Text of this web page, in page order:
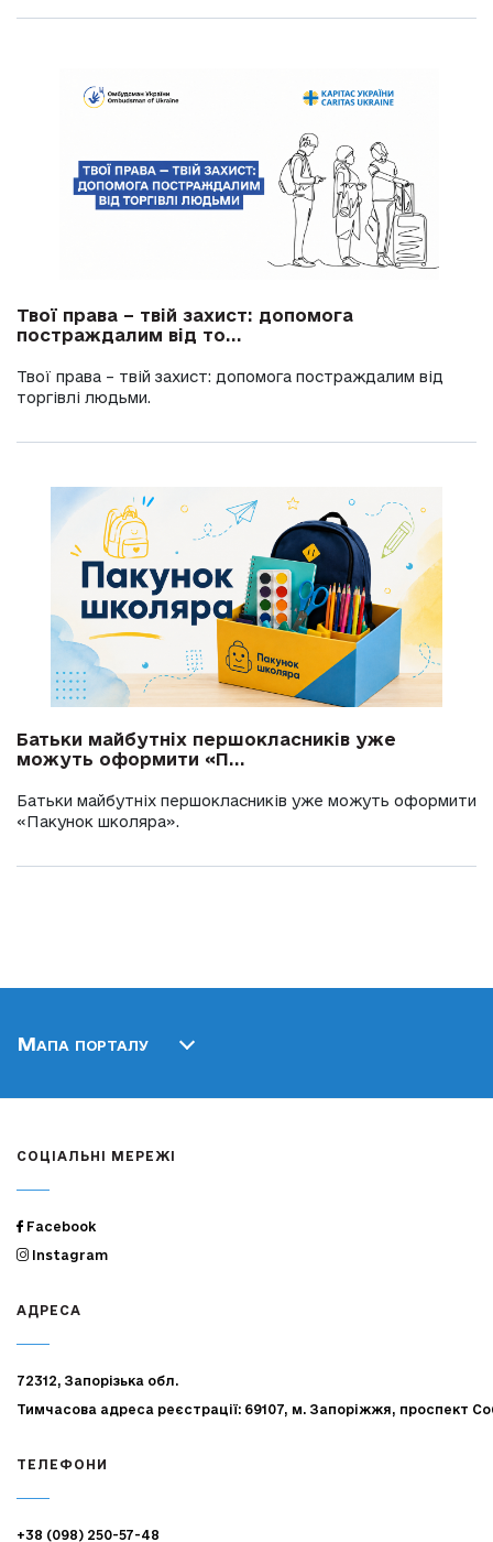
Твої права – твій захист: допомога
постраждалим від то...
Твої права – твій захист: допомога постраждалим від
торгівлі людьми.
Батьки майбутніх першокласників уже
можуть оформити «П...
Батьки майбутніх першокласників уже можуть оформити
«Пакунок школяра».
Мапа порталу
СОЦІАЛЬНІ МЕРЕЖІ
Facebook
Instagram
АДРЕСА
72312, Запорізька обл.
Тимчасова адреса реєстрації: 69107, м. Запоріжжя, проспект
ТЕЛЕФОНИ
+38 (098) 250-57-48